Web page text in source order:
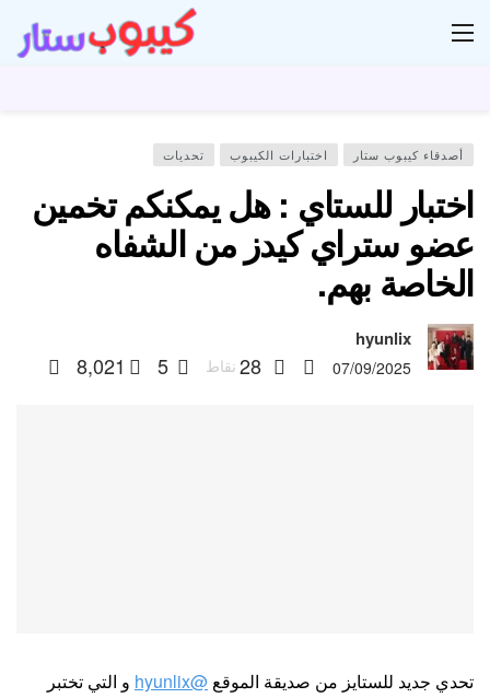
أصدقاء كيبوب ستار اختبارات الكيبوب تحديات
اختبار للستاي : هل يمكنكم تخمين
عضو ستراي كيدز من الشفاه
الخاصة بهم.
hyunlix
07/09/2025
28 نقاط 5
8,021
تحدي جديد للستايز من صديقة الموقع @hyunlix
و التي تختبر